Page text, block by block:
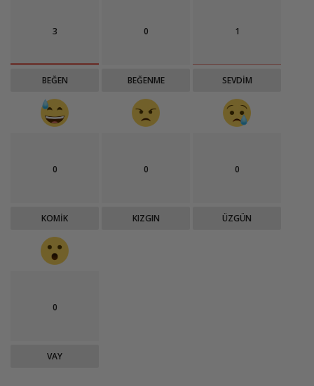
3
BEĞEN
0
BEĞENME
1
SEVDIM
0
KOMIK
0
KIZGIN
0
ÜZGÜN
0
VAY